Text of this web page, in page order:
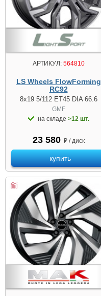
АРТИКУЛ:564810
LS Wheels FlowForming
RC92
8x19 5/112 ET45 DIA 66.6
GMF
на складе >12 шт.
23 580 ₽ / диск
купить